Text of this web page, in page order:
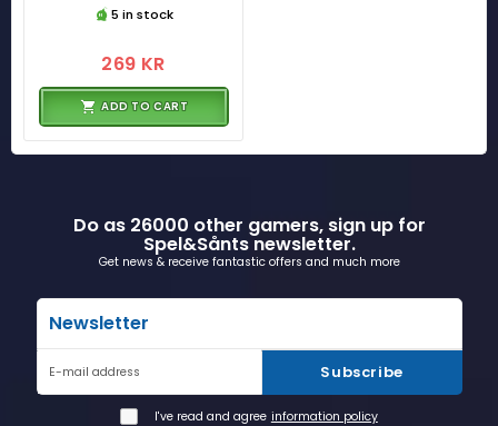
5 in stock
269 KR
ADD TO CART
Do as 26000 other gamers, sign up for
Spel&Sånts newsletter.
Get news & receive fantastic offers and much more
Newsletter
E-mail address Subscribe
I've read and agree information policy